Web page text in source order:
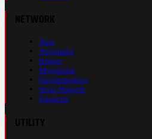
Auto
Autosprint
Inmoto
Motosprint
Guerinsportivo
Sport Network
Fantacup